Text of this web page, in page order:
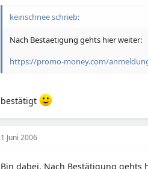
keinschnee schrieb:
Nach Bestaetigung gehts hier weiter:
https://promo-money.com/
bestätigt
1 Juni 2006
Bin dabei, Nach Bestätigung gehts